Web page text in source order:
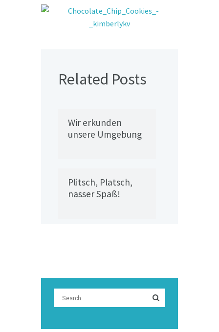
Related Posts
Wir erkunden
unsere Umgebung
Plitsch, Platsch,
nasser Spaß!